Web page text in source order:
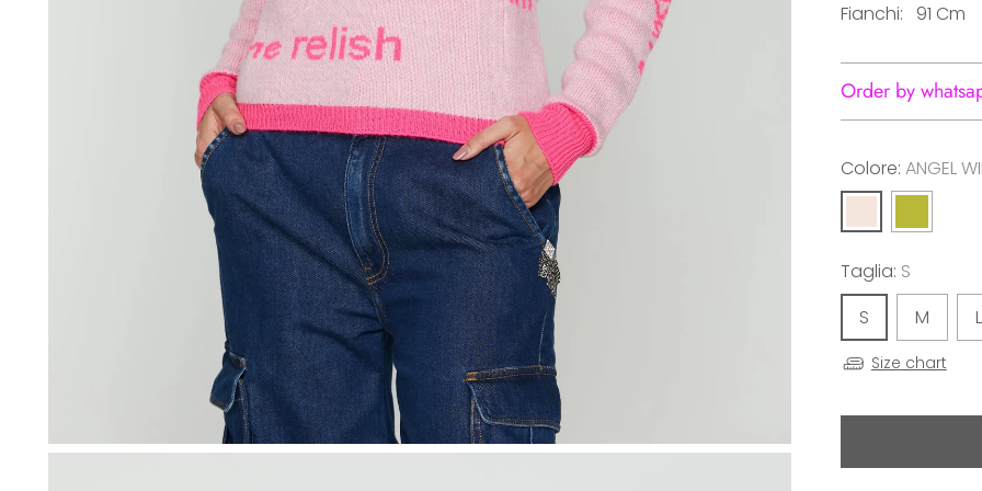
Fianchi: 91 Cm
Order by
Colore: ANGEL
Taglia: S
S
M L
Size chart